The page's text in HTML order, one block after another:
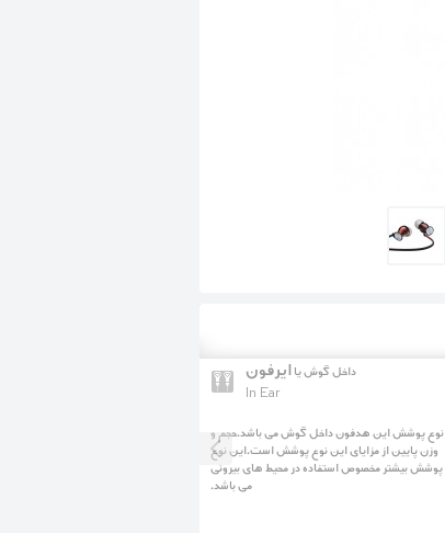
داخل گوش یاایرفون
In Ear
نوع پوشش این هدفون داخل گوش می باشد.حجم و
وزن پایین از مزایای این نوع پوشش است.این نوع
پوشش بیشتر مخصوص استفاده در محیط های بیرونی
می باشد.